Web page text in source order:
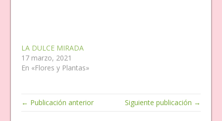
LA DULCE MIRADA
17 marzo, 2021
En «Flores y Plantas»
← Publicación anterior Siguiente publicación →